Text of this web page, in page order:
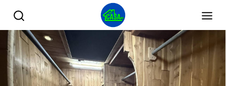
Oportunidad de Inversión de VILLA para REMODELACION